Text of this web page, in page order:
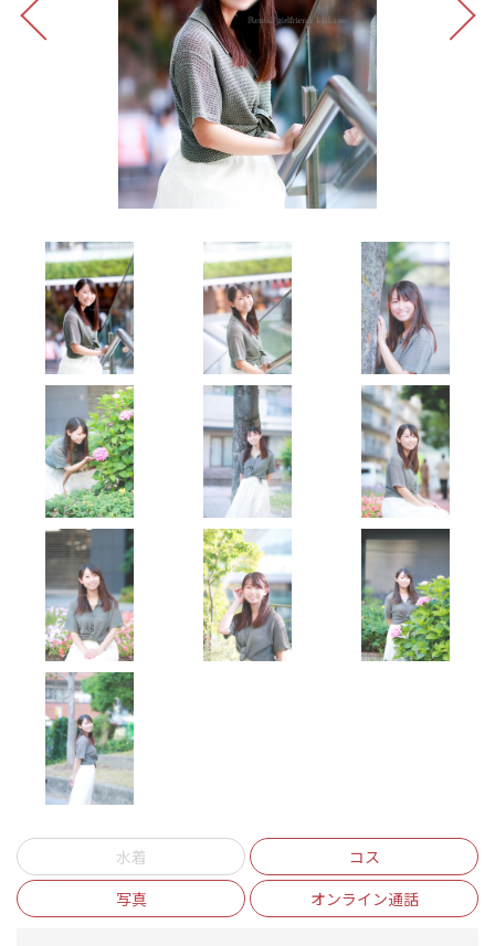
Previous Next
水着
コス
写真
オンライン通話